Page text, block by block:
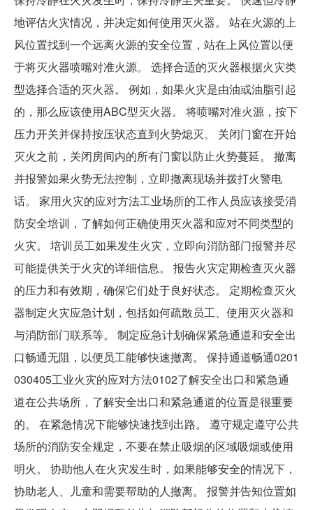
地评估火灾情况，并决定如何使用灭火器。 站在火源的上
风位置找到一个远离火源的安全位置，站在上风位置以便
于将灭火器喷嘴对准火源。 选择合适的灭火器根据火灾类
型选择合适的灭火器。 例如，如果火灾是由油或油脂引起
的，那么应该使用ABC型灭火器。 将喷嘴对准火源，按下
压力开关并保持按压状态直到火势熄灭。 关闭门窗在开始
灭火之前，关闭房间内的所有门窗以防止火势蔓延。 撤离
并报警如果火势无法控制，立即撤离现场并拨打火警电
话。 家用火灾的应对方法工业场所的工作人员应该接受消
防安全培训，了解如何正确使用灭火器和应对不同类型的
火灾。 培训员工如果发生火灾，立即向消防部门报警并尽
可能提供关于火灾的详细信息。 报告火灾定期检查灭火器
的压力和有效期，确保它们处于良好状态。 定期检查灭火
器制定火灾应急计划，包括如何疏散员工、使用灭火器和
与消防部门联系等。 制定应急计划确保紧急通道和安全出
口畅通无阻，以便员工能够快速撤离。 保持通道畅通0201
030405工业火灾的应对方法0102了解安全出口和紧急通
道在公共场所，了解安全出口和紧急通道的位置是很重要
的。 在紧急情况下能够快速找到出路。 遵守规定遵守公共
场所的消防安全规定，不要在禁止吸烟的区域吸烟或使用
明火。 协助他人在火灾发生时，如果能够安全的情况下，
协助老人、儿童和需要帮助的人撤离。 报警并告知位置如